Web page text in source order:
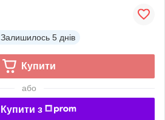
Залишилось 5 днів
Купити
або
Купити з